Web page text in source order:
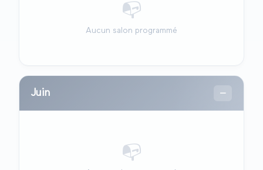
📭
Aucun salon programmé
Juin —
📭